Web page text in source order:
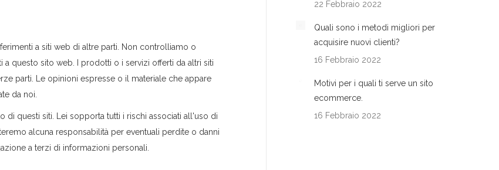
a siti web di altre parti. Non controlliamo o
questo sito web. I prodotti o i servizi offerti da altri siti
parti. Le opinioni espresse o il materiale che appare
da noi.
questi siti. Lei sopporta tutti i rischi associati all'uso di
alcuna responsabilità per eventuali perdite o danni
a terzi di informazioni personali.
22 Febbraio 2022
Quali sono i metodi migliori per
acquisire nuovi clienti?
16 Febbraio 2022
Motivi per i quali ti serve un sito
ecommerce.
16 Febbraio 2022